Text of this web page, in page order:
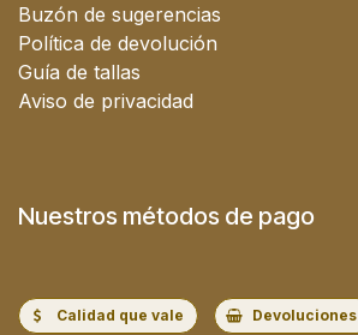
Buzón de sugerencias
Política de devolución
Guía de tallas
Aviso de privacidad
Nuestros métodos de pago
Calidad que vale Devoluciones